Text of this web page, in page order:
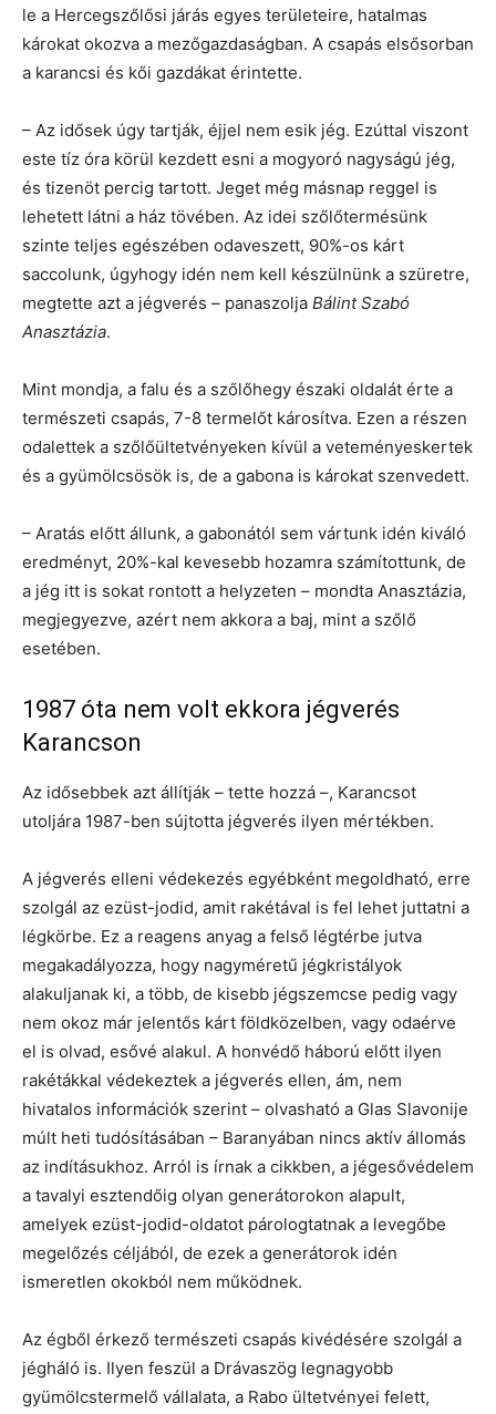
le a Hercegszőlősi járás egyes területeire, hatalmas
károkat okozva a mezőgazdaságban. A csapás elsősorban
a karancsi és kői gazdákat érintette.
– Az idősek úgy tartják, éjjel nem esik jég. Ezúttal viszont
este tíz óra körül kezdett esni a mogyoró nagyságú jég,
és tizenöt percig tartott. Jeget még másnap reggel is
lehetett látni a ház tövében. Az idei szőlőtermésünk
szinte teljes egészében odaveszett, 90%-os kárt
saccolunk, úgyhogy idén nem kell készülnünk a szüretre,
megtette azt a jégverés – panaszolja Bálint Szabó
Anasztázia.
Mint mondja, a falu és a szőlőhegy északi oldalát érte a
természeti csapás, 7-8 termelőt károsítva. Ezen a részen
odalettek a szőlőültetvényeken kívül a veteményeskertek
és a gyümölcsösök is, de a gabona is károkat szenvedett.
– Aratás előtt állunk, a gabonától sem vártunk idén kiváló
eredményt, 20%-kal kevesebb hozamra számítottunk, de
a jég itt is sokat rontott a helyzeten – mondta Anasztázia,
megjegyezve, azért nem akkora a baj, mint a szőlő
esetében.
1987 óta nem volt ekkora jégverés
Karancson
Az idősebbek azt állítják – tette hozzá –, Karancsot
utoljára 1987-ben sújtotta jégverés ilyen mértékben.
A jégverés elleni védekezés egyébként megoldható, erre
szolgál az ezüst-jodid, amit rakétával is fel lehet juttatni a
légkörbe. Ez a reagens anyag a felső légtérbe jutva
megakadályozza, hogy nagyméretű jégkristályok
alakuljanak ki, a több, de kisebb jégszemcse pedig vagy
nem okoz már jelentős kárt földközelben, vagy odaérve
el is olvad, esővé alakul. A honvédő háború előtt ilyen
rakétákkal védekeztek a jégverés ellen, ám, nem
hivatalos információk szerint – olvasható a Glas Slavonije
múlt heti tudósításában – Baranyában nincs aktív állomás
az indításukhoz. Arról is írnak a cikkben, a jégesővédelem
a tavalyi esztendőig olyan generátorokon alapult,
amelyek ezüst-jodid-oldatot párologtatnak a levegőbe
megelőzés céljából, de ezek a generátorok idén
ismeretlen okokból nem működnek.
Az égből érkező természeti csapás kivédésére szolgál a
jégháló is. Ilyen feszül a Drávaszög legnagyobb
gyümölcstermelő vállalata, a Rabo ültetvényei felett,